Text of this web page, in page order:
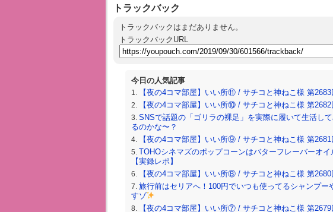
トラックバック
トラックバックはまだありません。
トラックバックURL
今日の人気記事
【夜の4コマ部屋】いい所⑪ / サチコと神ねこ様 第
【夜の4コマ部屋】いい所⑩ / サチコと神ねこ様 第
SNSで話題の「ゴリラの裸足」を実際に履いて生活し
るのかな〜？
【夜の4コマ部屋】いい所⑨ / サチコと神ねこ様 第
TOHOシネマズのポップコーンはバターフレーバーオ
【実録レポ】
【夜の4コマ部屋】いい所⑧ / サチコと神ねこ様 第
旅行前はセリアへ！100円でいつも使ってるシャンプ
すゾ
【夜の4コマ部屋】いい所⑦ / サチコと神ねこ様 第